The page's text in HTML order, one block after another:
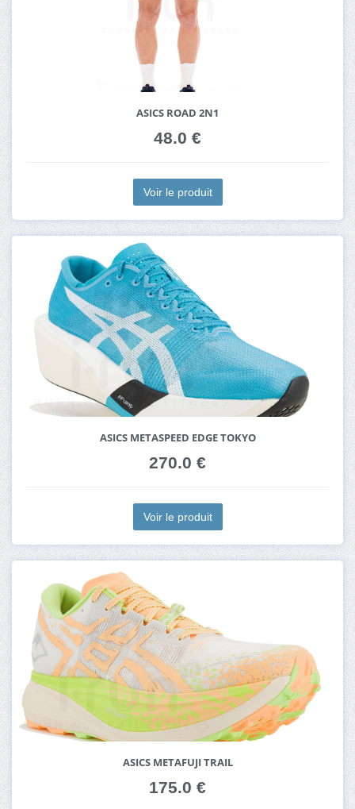
ASICS ROAD 2N1
48.0 €
Voir le produit
ASICS METASPEED EDGE TOKYO
270.0 €
Voir le produit
ASICS METAFUJI TRAIL
175.0 €